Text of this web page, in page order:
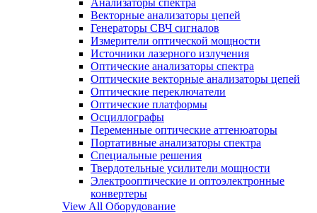
Анализаторы спектра
Векторные анализаторы цепей
Генераторы СВЧ сигналов
Измерители оптической мощности
Источники лазерного излучения
Оптические анализаторы спектра
Оптические векторные анализаторы цепей
Оптические переключатели
Оптические платформы
Осциллографы
Переменные оптические аттенюаторы
Портативные анализаторы спектра
Специальные решения
Твердотельные усилители мощности
Электрооптические и оптоэлектронные
конвертеры
View All Оборудование